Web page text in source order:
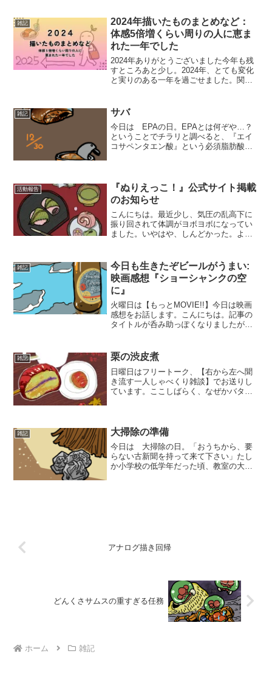
雑記
2024年描いたものまとめなど：
体感5倍増くらい周りの人に恵ま
れた一年でした
2024年ありがとうございました今年も残
すところあと少し。2024年、とても変化
と実りのある一年を過ごせました。関わ
がとうございます。2024年に描いたもの
一部ピックアッ...
雑記 サバ
今日は EPAの日。EPAとは何ぞや…？
ということでチラリと調べると、『エイ
コサペンタエン酸』という必須脂肪酸の
があるとのこと。栄養の...
活動報告
『ぬりえっこ！』公式サイト掲載
のお知らせ
こんにちは。最近少し、気圧の乱高下に
振り回されて体調がヨボヨボになってい
ました。いやはや、しんどかった。よう
かがお過ごしでしょうか。さてさて…。
水面下であれやこれやジワ...
雑記
今日も生きたぞビールがうまい:
映画感想『ショーシャンクの空
に』
火曜日は【もっとMOVIE!!】今日は映画
感想をお話します。こんにちは。記事の
タイトルが呑み助っぽくなりましたが、
あることは知っています。今回ご紹介す
る映画の中にも、そん...
雑記 栗の渋皮煮
日曜日はフリートーク、【右から左へ聞
き流す一人しゃべくり雑談】でお送りし
ています。ここしばらく、なぜかバタバ
皮煮を作ったから」と、届け...
雑記 大掃除の準備
今日は 大掃除の日。「おうちから、要
らない古新聞を持って来て下さい」たし
か小学校の低学年だった頃、教室の大掃
アナログ描き回帰
どんくさサムスの重すぎる任務
ホーム 雑記